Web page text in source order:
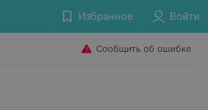
Избранное Войти
Сообщить об ошибке